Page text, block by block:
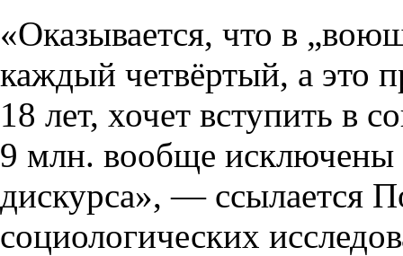
«Оказывается, что в
каждый четвёртый, а это
18 лет, хочет вступить в
9 млн. вообще исключены
дискурса», — ссылается
социологических